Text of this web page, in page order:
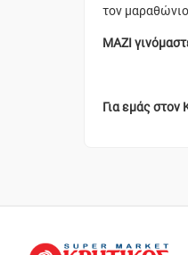
τον
ΜΑΖΙ
Για εμάς